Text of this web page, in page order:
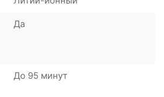
Да
До 95 минут